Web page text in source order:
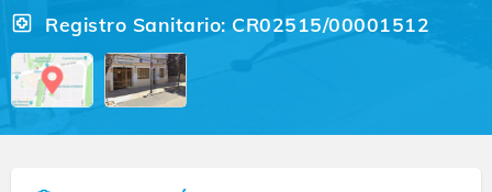
Registro Sanitario: CR02515/00001512